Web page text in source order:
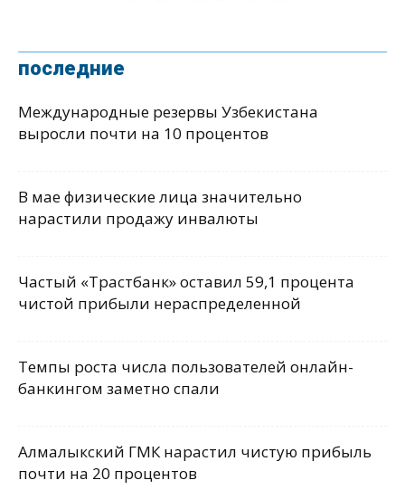
последние
Международные резервы Узбекистана
выросли почти на 10 процентов
В мае физические лица значительно
нарастили продажу инвалюты
Частый «Трастбанк» оставил 59,1 процента
чистой прибыли нераспределенной
Темпы роста числа пользователей онлайн-
банкингом заметно спали
Алмалыкский ГМК нарастил чистую прибыль
почти на 20 процентов